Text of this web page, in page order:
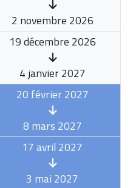
2 novembre 2026
19 décembre 2026
4 janvier 2027
20 février 2027
8 mars 2027
17 avril 2027
3 mai 2027